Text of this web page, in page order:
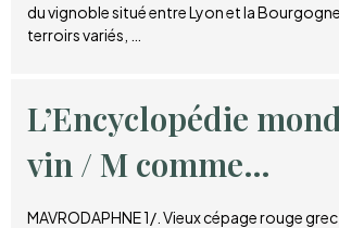
du vignoble situé entre Lyon et la
terroirs variés, …
L’Encyclopédie
vin / M comme…
MAVRODAPHNE 1/. Vieux cépage rouge